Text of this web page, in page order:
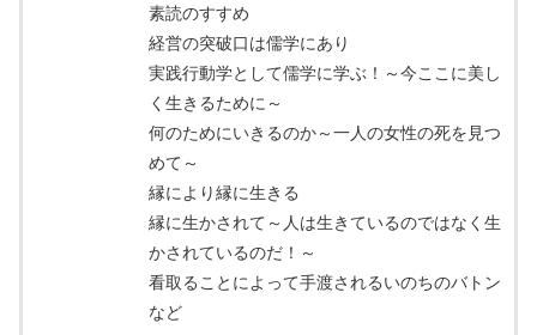
素読のすすめ
経営の突破口は儒学にあり
実践行動学として儒学に学ぶ！～今ここに美し
く生きるために～
何のためにいきるのか～一人の女性の死を見つ
めて～
縁により縁に生きる
縁に生かされて～人は生きているのではなく生
かされているのだ！～
看取ることによって手渡されるいのちのバトン
など